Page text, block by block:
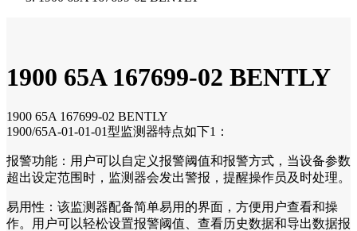
1900 65A 167699-02 BENTLY
1900 65A 167699-02 BENTLY
1900/65A-01-01-01型监测器特点如下1：
报警功能：用户可以自定义报警阈值和报警方式，当设备参数
超出设定范围时，监测器会发出警报，提醒操作员及时处理。
易用性：该监测器配备简单易用的界面，方便用户查看和操
作。用户可以轻松设置报警阈值、查看历史数据和导出数据报